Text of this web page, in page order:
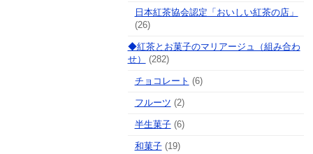
日本紅茶協会認定「おいしい紅茶の店」
(26)
◆紅茶とお菓子のマリアージュ（組み合わ
せ）
(282)
チョコレート (6)
フルーツ (2)
半生菓子(6)
和菓子(19)